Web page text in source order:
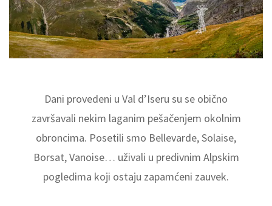
Dani provedeni u Val d’Iseru su se obično
završavali nekim laganim pešačenjem okolnim
obroncima. Posetili smo Bellevarde, Solaise,
Borsat, Vanoise… uživali u predivnim Alpskim
pogledima koji ostaju zapamćeni zauvek.